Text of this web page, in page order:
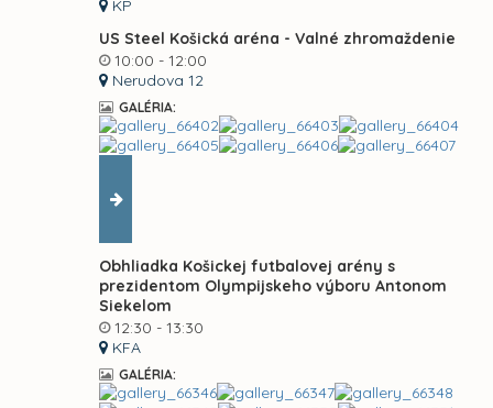
KP
US Steel Košická aréna - Valné zhromaždenie
10:00 - 12:00
Nerudova 12
GALÉRIA:
Obhliadka Košickej futbalovej arény s
prezidentom Olympijskeho výboru Antonom
Siekelom
12:30 - 13:30
KFA
GALÉRIA: